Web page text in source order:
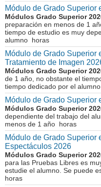
Módulo de Grado Superior
Módulos Grado Superior
preparación en menos de 1
tiempo de estudio es muy
alumno horas
Módulo de Grado Superior
Tratamiento de Imagen
Módulos Grado Superior
de 1 año, no obstante el
tiempo dedicado por el
Módulo de Grado Superior
Módulos Grado Superior
dependiente del trabajo del
menos de 1 año horas
Módulo de Grado Superior
Espectáculos 2026
Módulos Grado Superior
para las Pruebas Libres es
estudie el alumno. Se puede
horas